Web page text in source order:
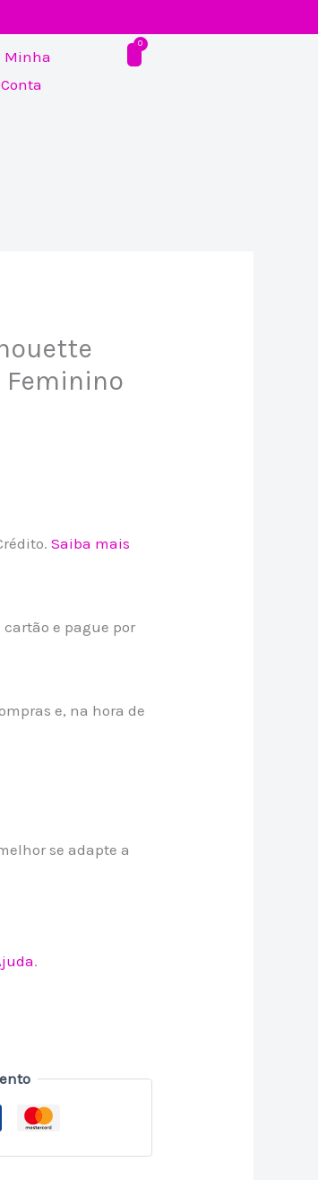
Minha
Conta
Feminino
Saiba mais
cartão e pague por
e, na hora de
se adapte a
.